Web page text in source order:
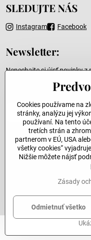
SLEDUJTE NÁS
Instagram Facebook
Newsletter:
Nenechajte si újsť novinky z
Odoslať
©
Vytvorené
Cookies používame na
stránky, analýzu jej
používaní. Na tento
tretích strán a
partnerom v EÚ, USA
všetky cookies“
Nižšie môžete nájsť
Zásady
Odmietnuť všetko